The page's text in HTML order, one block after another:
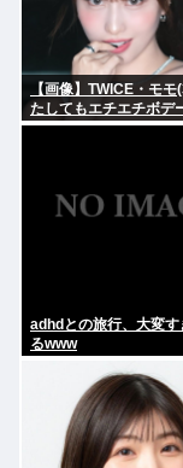
【画像】TWICE・モモ
たしてもエチエチボデ
www
adhdとの旅行、大変す
るwww